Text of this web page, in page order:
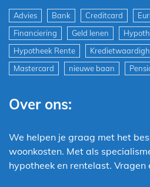
Advies Bank Creditcard
Financiering
Geld lenen
Hypotheek Rente
Mastercard
nieuwe baan
Over ons:
We helpen je graag met het
woonkosten. Met als
hypotheek en rentelast. Vragen